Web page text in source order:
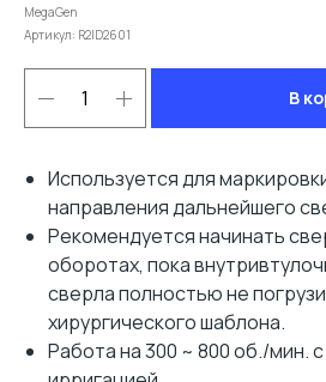
MegaGen
Артикул: R2ID2601
В
Используется для
направления дальнейшего
Рекомендуется начинать
оборотах, пока
сверла полностью не
хирургического шаблона.
Работа на 300 ~ 800 об./мин.